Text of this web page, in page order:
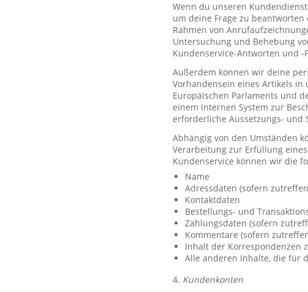
Wenn du unseren
um deine Frage zu
Rahmen von
Untersuchung und Behebung
Kundenservice-Antworten und -
Außerdem können wir deine
Vorhandensein eines Artikels in
Europäischen Parlaments und
einem internen System zur
erforderliche Aussetzungs- und
Abhängig von den Umständen
Verarbeitung zur Erfüllung
Kundenservice können wir die
Name
Adressdaten (sofern
Kontaktdaten
Bestellungs- und
Zahlungsdaten (sofern
Kommentare (sofern
Inhalt der Korrespondenzen
Alle anderen Inhalte, die für
4. Kundenkonten